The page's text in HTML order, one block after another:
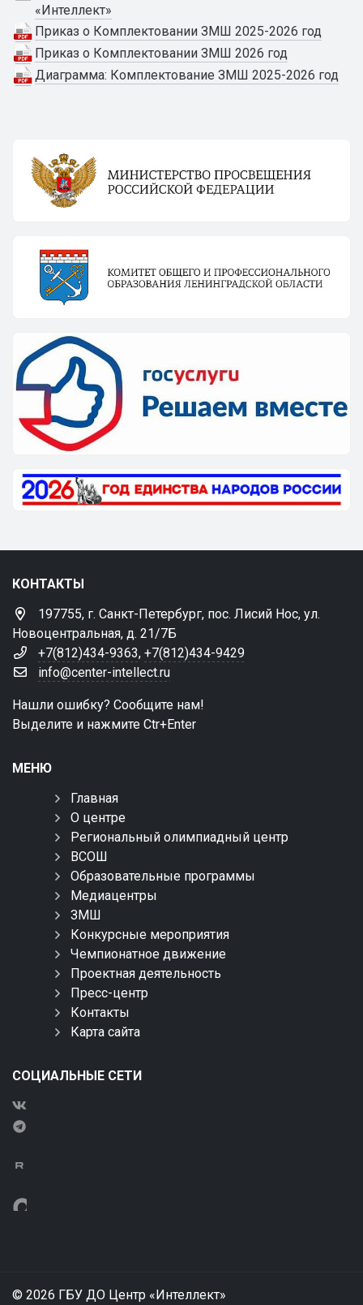
«Интеллект»
Приказ о Комплектовании ЗМШ 2025-2026 год
Приказ о Комплектовании ЗМШ 2026 год
Диаграмма: Комплектование ЗМШ 2025-2026 год
КОНТАКТЫ
197755, г. Санкт-Петербург, пос. Лисий Нос, ул.
Новоцентральная, д. 21/7Б
+7(812)434-9363, +7(812)434-9429
info@center-intellect.ru
Нашли ошибку? Сообщите нам!
Выделите и нажмите Ctr+Enter
МЕНЮ
Главная
О центре
Региональный олимпиадный центр
ВСОШ
Образовательные программы
Медиацентры
ЗМШ
Конкурсные мероприятия
Чемпионатное движение
Проектная деятельность
Пресс-центр
Контакты
Карта сайта
СОЦИАЛЬНЫЕ СЕТИ
© 2026 ГБУ ДО Центр «Интеллект»